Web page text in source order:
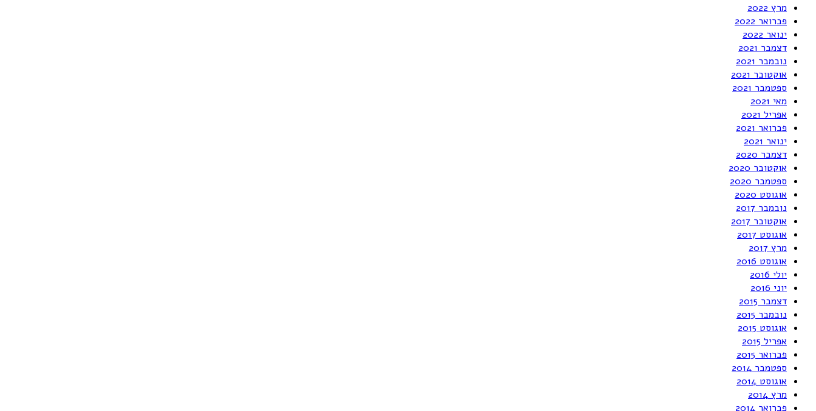
מרץ 2022
פברואר 2022
ינואר 2022
דצמבר 2021
נובמבר 2021
אוקטובר 2021
ספטמבר 2021
מאי 2021
אפריל 2021
פברואר 2021
ינואר 2021
דצמבר 2020
אוקטובר 2020
ספטמבר 2020
אוגוסט 2020
נובמבר 2017
אוקטובר 2017
אוגוסט 2017
מרץ 2017
אוגוסט 2016
יולי 2016
יוני 2016
דצמבר 2015
נובמבר 2015
אוגוסט 2015
אפריל 2015
פברואר 2015
ספטמבר 2014
אוגוסט 2014
מרץ 2014
פברואר 2014